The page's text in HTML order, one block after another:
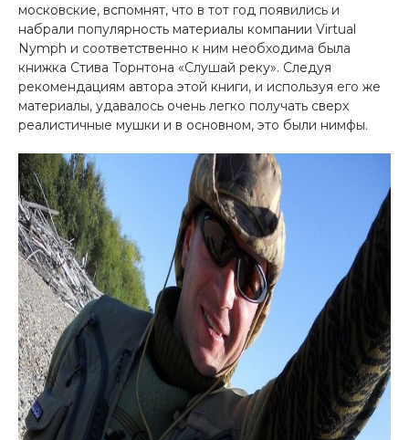
московские, вспомнят, что в тот год появились и
набрали популярность материалы компании Virtual
Nymph и соответственно к ним необходима была
книжка Стива Торнтона «Слушай реку». Следуя
рекомендациям автора этой книги, и используя его же
материалы, удавалось очень легко получать сверх
реалистичные мушки и в основном, это были нимфы.